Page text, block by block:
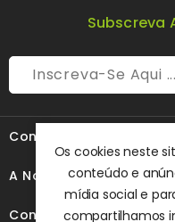
Subscreva
Contacte-Nos
A Nossa Empresa
Conteúdo
Os cookies neste
conteúdo e
mídia social e
compartilhamos